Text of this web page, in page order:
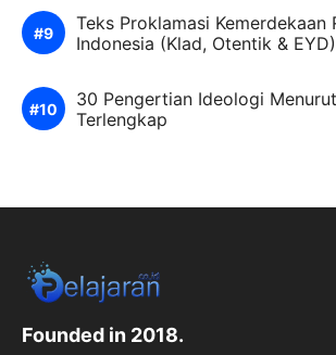
Teks Proklamasi Kemerdekaan
Indonesia (Klad, Otentik & EYD)
30 Pengertian Ideologi
Terlengkap
Founded in 2018.